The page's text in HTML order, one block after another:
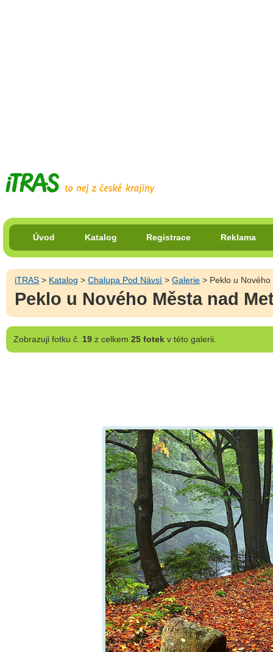
Úvod Katalog Registrace Reklama
iTRAS > Katalog >Chalupa Pod Návsí >Galerie > Peklo u
Peklo u Nového Města nad
Zobrazujifotku č. 19z celkem 25 fotekv této galerii.